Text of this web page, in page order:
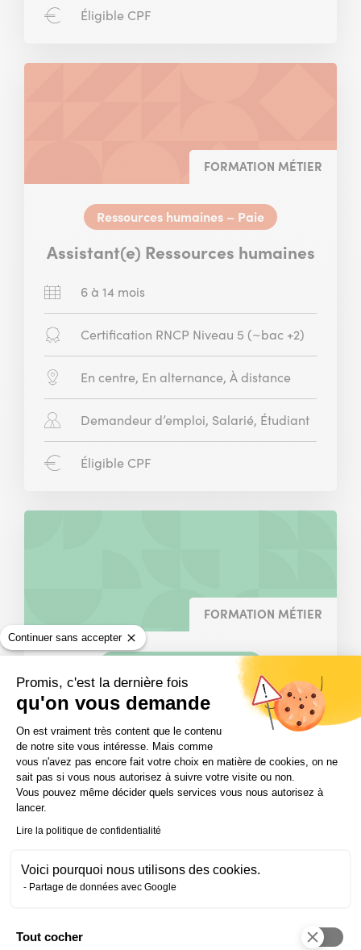
Continuer sans accepter
Promis, c'est la dernière fois
qu'on vous demande
Plateforme de Gestion du
On est vraiment très content que le contenu
de notre site vous intéresse. Mais comme
vous n'avez pas encore fait votre choix en matière de cookies, on ne
sait pas si vous nous autorisez à suivre votre visite ou non.
Vous pouvez même décider quels services vous nous autorisez à
lancer.
Lire la politique de confidentialité
Voici pourquoi nous utilisons des cookies.
Partage de données avec Google
Tout cocher
CPF
Éligible CPF
FORMATION MÉTIER
Ressources humaines – Paie
Assistant(e) Ressources humaines
Durée 6 à 14 mois
DiplômeCertification RNCP Niveau 5 (~bac +2)
ModalitéEn centre, En alternance, À distance
Public Demandeur d’emploi, Salarié, Étudiant
CPF
Éligible CPF
FORMATION MÉTIER
Comptabilité – Gestion
Comptable
Durée
:
6 à 14 mois
Diplôme
:
Certification RNCP Niveau 5 (~bac +2)
Modalité
:
En centre, En alternance, À distance
Public
concerné
Demandeur d’emploi, Salarié, Étudiant